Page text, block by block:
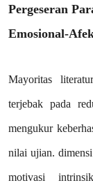
Pergeseran
Emosional-
Mayoritas
terjebak pada
mengukur
nilai ujian.
motivasi